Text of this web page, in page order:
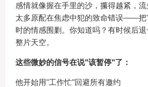
感情就像握在手里的沙，攥得越紧，
太多原配在焦虑中犯的致命错误——把
时的情感围剿。你知道吗？有时候后
整片天空。
这些微妙的信号在说"该暂停"了：
他开始用"工作忙"回避所有邀约